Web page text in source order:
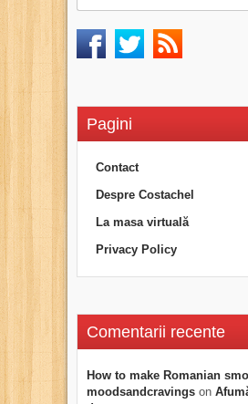
Pagini
Contact
Despre Costachel
La masa virtuală
Privacy Policy
Comentarii recente
How to make Romanian
moodsandcravings on